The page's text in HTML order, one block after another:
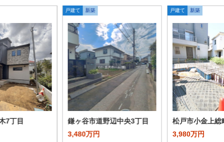
7丁目
戸建て 新築
鎌ヶ谷市道野辺中央3丁目
3,480万円
戸建て 新築
松戸市小金上総
3,980万円